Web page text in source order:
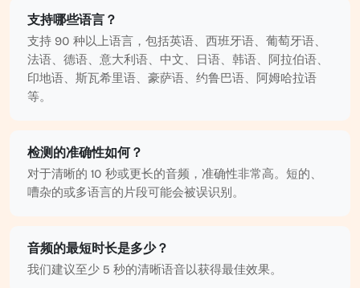
支持哪些语言？
支持 90 种以上语言，包括英语、西班牙语、葡萄牙语、
法语、德语、意大利语、中文、日语、韩语、阿拉伯语、
印地语、斯瓦希里语、豪萨语、约鲁巴语、阿姆哈拉语
等。
检测的准确性如何？
对于清晰的 10 秒或更长的音频，准确性非常高。短的、
嘈杂的或多语言的片段可能会被误识别。
音频的最短时长是多少？
我们建议至少 5 秒的清晰语音以获得最佳效果。